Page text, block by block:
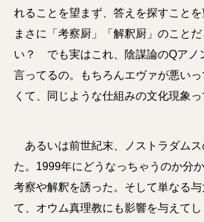
れることを望まず、答えを探すこと
まさに「考察厨」「解釈厨」のこと
い？ でも実はこれ、陰謀論のQアノ
言ってるの。もちろんエヴァが悪い
くて、同じような仕組みの文化現象っ
あるいは前世紀末、ノストラダムス
た。1999年にどうなっちゃうのか分
考察や解釈を誘った。そして単なる与
て、オウム真理教にも影響を与えて